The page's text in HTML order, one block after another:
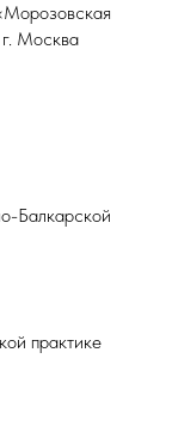
Москва
Балкарской
практике